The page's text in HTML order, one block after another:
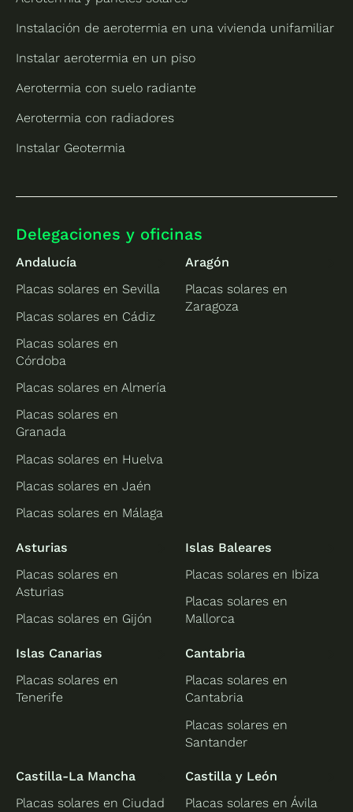
Instalación de aerotermia en una vivienda unifamiliar
Instalar aerotermia en un piso
Aerotermia con suelo radiante
Aerotermia con radiadores
Instalar Geotermia
Delegaciones y oficinas
Andalucía
Placas solares en Sevilla
Placas solares en Cádiz
Placas solares en
Córdoba
Placas solares en Almería
Placas solares en
Granada
Placas solares en Huelva
Placas solares en Jaén
Placas solares en Málaga
Aragón
Placas solares en
Zaragoza
Asturias
Placas solares en
Asturias
Placas solares en Gijón
Islas Baleares
Placas solares en Ibiza
Placas solares en
Mallorca
Islas Canarias
Placas solares en
Tenerife
Cantabria
Placas solares en
Cantabria
Placas solares en
Santander
Castilla-La Mancha
Placas solares en Ciudad
Castilla y León
Placas solares en Ávila